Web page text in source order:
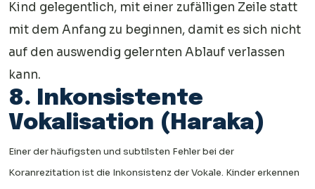
Kind gelegentlich, mit einer zufälligen Zeile statt
mit dem Anfang zu beginnen, damit es sich nicht
auf den auswendig gelernten Ablauf verlassen
kann.
8. Inkonsistente
Vokalisation (Haraka)
Einer der häufigsten und subtilsten Fehler bei der
Koranrezitation ist die Inkonsistenz der Vokale. Kinder erkennen